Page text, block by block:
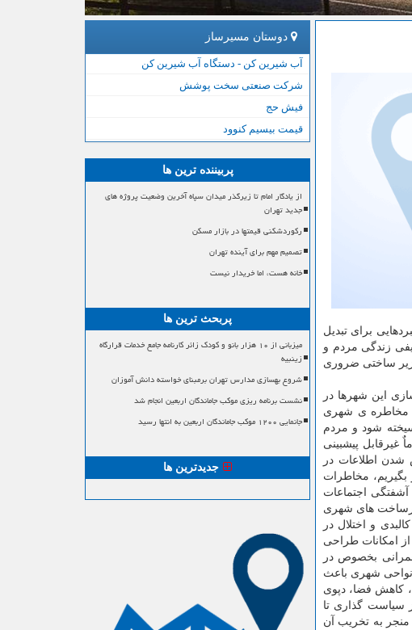
برای تبدیل
زندگی مردم و
زیر ساختی ضروری
این شهرها در
مخاطره ی شهری
شود و مردم
شهری را می توان چنین برشمرد: ۱- مخاطره عموماٌ غیرقابل پیشبینی
و مخدوش شدن اطلاعات در
مخاطرات
اجتماعات
های شهری
و اختلال در
امکانات طراحی
بخصوص در
نواحی شهری باعث
کاهش فضا، دپوی
سیاست گذاری تا
به تخریب آن
دوستان مسیرساز
آب شیرین کن - دستگاه آب شیرین کن
شرکت صنعتی سخت پوشش
فیش حج
قیمت بیسیم کنوود
پربیننده ترین ها
از یادگار امام تا زیرگذر میدان سپاه آخرین وضعیت پروژه های
جدید تهران
رکوردشکنی قیمتها در بازار مسکن
تصمیم مهم برای آینده تهران
خانه هست، اما خریدار نیست
پربحث ترین ها
میزبانی از ۱۰ هزار بانو و کودک زائر کارنامه جامع خدمات قرارگاه
زینبیه
شروع بهسازی مدارس تهران برمبنای خواسته دانش آموزان
نشست برنامه ریزی موکب جاماندگان اربعین انجام شد
جانمایی ۱۲۰۰ موکب جاماندگان اربعین به انتها رسید
جدیدترین ها